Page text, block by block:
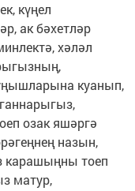
күңел
ак бәхетләр
хәләл
куанып,
озак яшәргә
назын,
карашыңны тоеп
матур,